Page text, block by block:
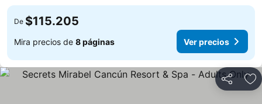
De $115.205
Mira precios de 8 páginas Ver precios
Compartir